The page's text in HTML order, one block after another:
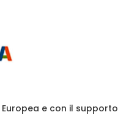
e con il supporto